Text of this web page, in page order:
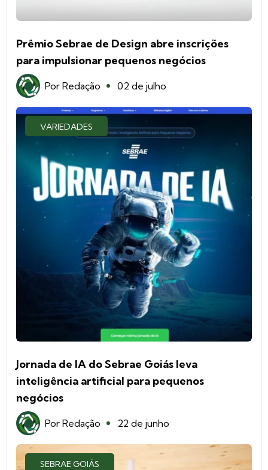
Prêmio Sebrae de Design abre inscrições
para impulsionar pequenos negócios
Por Redação 02 de julho
VARIEDADES
Jornada de IA do Sebrae Goiás leva
inteligência artificial para pequenos
negócios
Por Redação 22 de junho
SEBRAE GOIÁS